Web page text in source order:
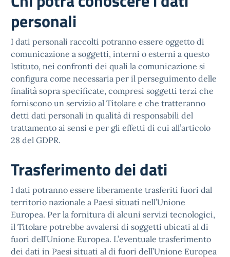
personali
I dati personali raccolti potranno essere oggetto di
comunicazione a soggetti, interni o esterni a questo
Istituto, nei confronti dei quali la comunicazione si
configura come necessaria per il perseguimento delle
finalità sopra specificate, compresi soggetti terzi che
forniscono un servizio al Titolare e che tratteranno
detti dati personali in qualità di responsabili del
trattamento ai sensi e per gli effetti di cui all’articolo
28 del GDPR.
Trasferimento dei dati
I dati potranno essere liberamente trasferiti fuori dal
territorio nazionale a Paesi situati nell’Unione
Europea. Per la fornitura di alcuni servizi tecnologici,
il Titolare potrebbe avvalersi di soggetti ubicati al di
fuori dell’Unione Europea. L’eventuale trasferimento
dei dati in Paesi situati al di fuori dell’Unione Europea